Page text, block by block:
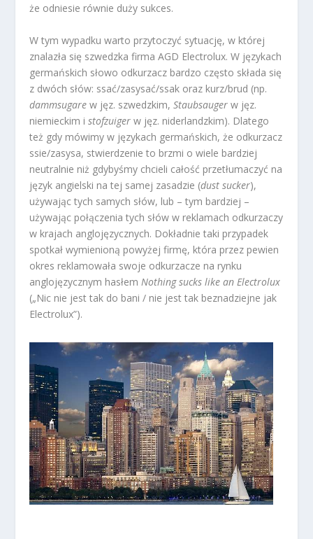
że odniesie równie duży sukces.
W tym wypadku warto przytoczyć sytuację, w której
znalazła się szwedzka firma AGD Electrolux. W językach
germańskich słowo odkurzacz bardzo często składa się
z dwóch słów: ssać/zasysać/ssak oraz kurz/brud (np.
dammsugare w jęz. szwedzkim,Staubsauger w jęz.
niemieckim istofzuiger w jęz. niderlandzkim). Dlatego
też gdy mówimy w językach germańskich, że odkurzacz
ssie/zasysa, stwierdzenie to brzmi o wiele bardziej
neutralnie niż gdybyśmy chcieli całość przetłumaczyć na
język angielski na tej samej zasadzie (dust sucker),
używając tych samych słów, lub – tym bardziej –
używając połączenia tych słów w reklamach odkurzaczy
w krajach anglojęzycznych. Dokładnie taki przypadek
spotkał wymienioną powyżej firmę, która przez pewien
okres reklamowała swoje odkurzacze na rynku
anglojęzycznym hasłem Nothing sucks like an Electrolux
(„Nic nie jest tak do bani / nie jest tak beznadziejne jak
Electrolux”).